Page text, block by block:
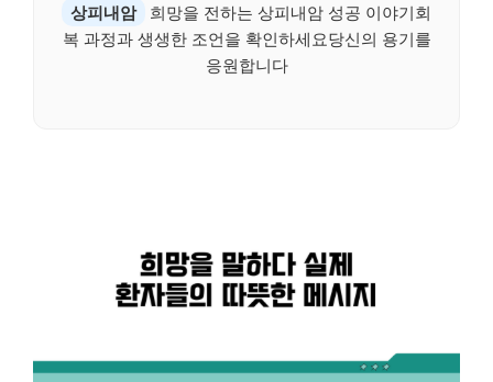
상피내암
희망을 전하는 상피내암 성공 이야기회
복 과정과 생생한 조언을 확인하세요당신의 용기를
응원합니다